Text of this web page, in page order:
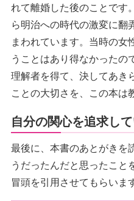
れて離婚した後のことです
ら明治への時代の激変に翻
まわれています。当時の女
うことはあり得なかったの
理解者を得て、決してあき
ことの大切さを、この本は
自分の関心を追求し
最後に、本書のあとがきを
うだったんだと思ったこと
冒頭を引用させてもらいます